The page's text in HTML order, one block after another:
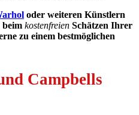
oder weiteren Künstlern
beim kostenfreien Schätzen Ihrer
zu einem bestmöglichen
Campbells